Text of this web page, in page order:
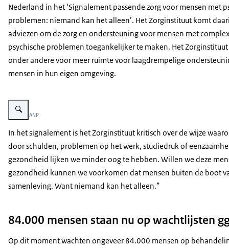
Nederland in het ‘Signalement passende zorg voor mensen met
problemen: niemand kan het alleen’. Het Zorginstituut komt
adviezen om de zorg en ondersteuning voor mensen met
psychische problemen toegankelijker te maken. Het
onder andere voor meer ruimte voor laagdrempelige
mensen in hun eigen omgeving.
Vergroot afbeelding 2 mensen lopen over straat en kijken om naar een
Beeld: © ANP
In het signalement is het Zorginstituut kritisch over de wijze
door schulden, problemen op het werk, studiedruk of
gezondheid lijken we minder oog te hebben. Willen we deze
gezondheid kunnen we voorkomen dat mensen buiten de boot
samenleving. Want niemand kan het alleen.”
84.000 mensen staan nu op wachtlijsten
Op dit moment wachten ongeveer 84.000 mensen op